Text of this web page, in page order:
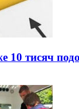
тисяч